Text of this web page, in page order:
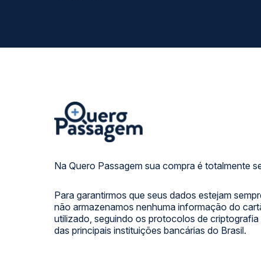
Na Quero Passagem sua compra é totalmente
Para garantirmos que seus dados estejam
não armazenamos nenhuma informação do
utilizado, seguindo os protocolos de criptografia
das principais instituições bancárias do Brasil.